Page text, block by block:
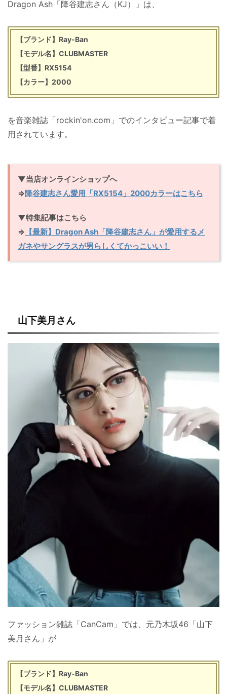
Dragon Ash「降谷建志さん（KJ）」は、
【ブランド】Ray-Ban
【モデル名】CLUBMASTER
【型番】RX5154
【カラー】2000
を音楽雑誌「rockin'on.com」でのインタビュー記事で着
用されています。
▼当店オンラインショップへ
⇒降谷建志さん愛用「RX5154」2000カラーはこちら
▼特集記事はこちら
⇒ 【最新】Dragon Ash「降谷建志さん」が愛用するメ
ガネやサングラスが男らしくてかっこいい！
山下美月さん
ファッション雑誌「CanCam」では、元乃木坂46「山下
美月さん」が
【ブランド】Ray-Ban
【モデル名】CLUBMASTER